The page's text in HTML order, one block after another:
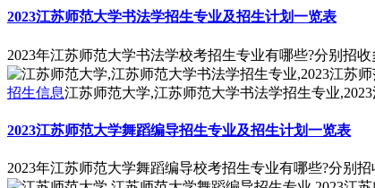
2023江苏师范大学书法学招生专业及招生计划一览表
2023年江苏师范大学书法学校考招生专业有哪些?分别招
招生信息江苏师范大学,江苏师范大学书法学招生专业
2023江苏师范大学舞蹈编导招生专业及招生计划一览表
2023年江苏师范大学舞蹈编导校考招生专业有哪些?分别